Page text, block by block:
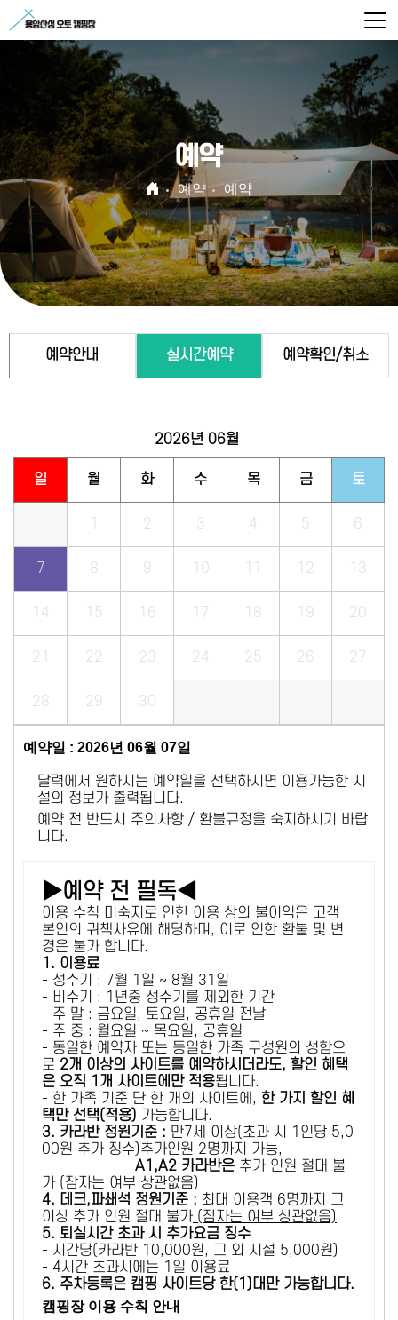
예약
예약 예약
예약안내 실시간예약 예약확인/취소
2026년 06월
일 월 화 수 목 금 토
1 2 3 4 5 6
7 8 9 10 11 12 13
14 15 16 17 18 19 20
21 22 23 24 25 26 27
28 29 30
예약일 : 2026년 06월 07일
달력에서 원하시는 예약일을 선택하시면 이용가능한 시
설의 정보가 출력됩니다.
예약 전 반드시 주의사항 / 환불규정을 숙지하시기 바랍
니다.
▶예약 전 필독◀
이용 수칙 미숙지로 인한 이용 상의 불이익은 고객
본인의 귀책사유에 해당하며, 이로 인한 환불 및 변
경은 불가 합니다.
1. 이용료
- 성수기 : 7월 1일 ~ 8월 31일
- 비수기 : 1년중 성수기를 제외한 기간
- 주 말 : 금요일, 토요일, 공휴일 전날
- 주 중 : 월요일 ~ 목요일, 공휴일
- 동일한 예약자 또는 동일한 가족 구성원의 성함으
로 2개 이상의 사이트를 예약하시더라도, 할인 혜택
은 오직 1개 사이트에만 적용됩니다.
- 한 가족 기준 단 한 개의 사이트에, 한 가지 할인 혜
택만 선택(적용) 가능합니다.
3. 카라반 정원기준 : 만7세 이상(초과 시 1인당 5,0
00원 추가 징수)추가인원 2명까지 가능,
A1,A2 카라반은 추가 인원 절대 불
가 (잠자는 여부 상관없음)
4. 데크,파쇄석 정원기준 : ​최대 이용객 6명까지 그
이상 추가 인원 절대 불가 (잠자는 여부 상관없음)
5. 퇴실시간 초과 시 추가요금 징수
- 시간당(카라반 10,000원, 그 외 시설 5,000원)
- 4시간 초과시에는 1일 이용료
6. 주차등록은 캠핑 사이트당 한(1)대만 가능합니다.
캠핑장 이용 수칙 안내